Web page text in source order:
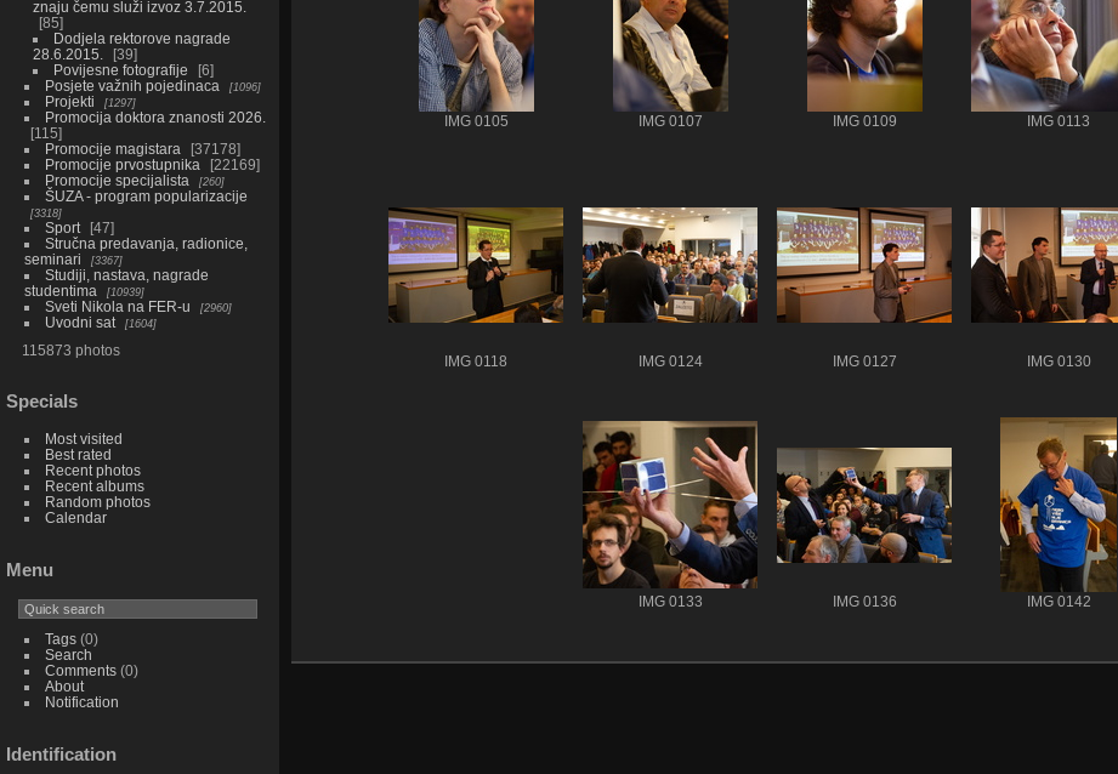
znaju čemu služi izvoz 3.7.2015.
85
Dodjela rektorove nagrade
28.6.2015.
39
Povijesne fotografije
6
Posjete važnih pojedinaca
1096
Projekti 1297
Promocija doktora znanosti 2026.
115
Promocije magistara
37178
Promocije prvostupnika
22169
Promocije specijalista
260
ŠUZA - program popularizacije
3318
Sport
47
Stručna predavanja, radionice,
seminari
3367
Studiji, nastava, nagrade
studentima
10939
Sveti Nikola na FER-u 2960
Uvodni sat 1604
115873 photos
Specials
Most visited
Best rated
Recent photos
Recent albums
Random photos
Calendar
Menu
Tags(0)
Search
Comments(0)
About
Notification
Identification
IMG 0105 IMG 0107 IMG 0109 IMG 0113
IMG 0118 IMG 0124 IMG 0127 IMG 0130
IMG 0133 IMG 0136 IMG 0142